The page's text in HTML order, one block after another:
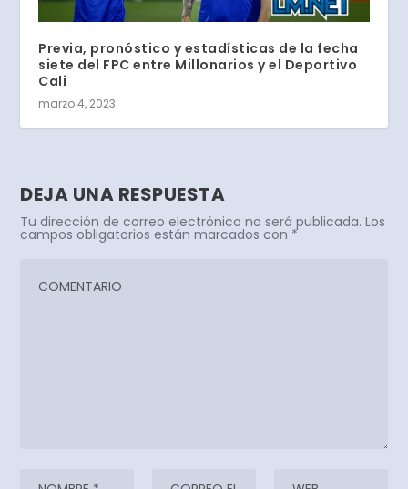
Previa, pronóstico y estadísticas de la fecha
siete del FPC entre Millonarios y el Deportivo
Cali
marzo 4, 2023
DEJA UNA RESPUESTA
Tu dirección de correo electrónico no será publicada. Los
campos obligatorios están marcados con *